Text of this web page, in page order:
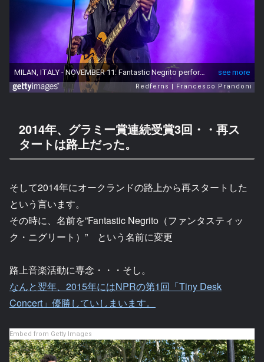
2014年、グラミー賞連続受賞3回・・再ス
タートは路上だった。
そして2014年にオークランドの路上から再スタートした
という言います。
その時に、名前を”Fantastic Negrito（ファンタスティッ
ク・ニグリート）” という名前に変更
路上音楽活動に専念・・・そし。
なんと翌年、2015年にはNPRの第1回「Tiny Desk
Concert」優勝していしまいます。
Embed from Getty Images